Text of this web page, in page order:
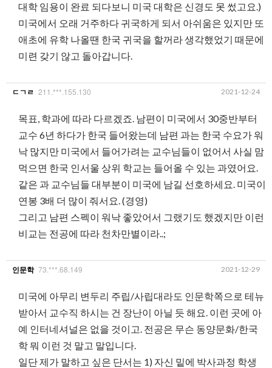
대학 임용이 완료 되다보니 미국 대학은 신경도 못 썼고요.)
미국에서 오래 거주하다 귀국하게 되서 아쉬움은 있지만 또
애초에 유학 나올땐 한국 귀국을 할꺼라 생각했었기 때문에
미련 갖기 않고 돌아갑니다.
ㄷㄱㄹ 211.***.155.130 2021-12-24
목표, 학과에 따라 다르겠죠. 남편이 미국에서 30중반부터
교수 6년 하다가 한국 들어왔는데 남편 과는 한국 수요가 워
낙 많지만 미국에서 들어가려는 교수님들이 없어서 사실 맘
먹으면 한국 인서울 상위 학교는 들어올 수 있는 과였어요.
같은 과 교수님들 대부분이 미국에 남길 선호하세요. 미국이
연봉 3배 더 많이 줘서요. (경영)
그리고 남편 스펙이 워낙 좋았어서 그랬기도 했겠지만 이런
비교는 전공에 따라 천차만별이라..;
인문학 73.***.68.149 2021-12-29
미국에 아무리 변두리 주립/사립대라도 인문학쪽으로 테뉴
받아서 교수직 하시는 건 장난이 아닐 듯 해요. 이런 곳에 아
예 인터네셔널은 없을 것이고. 전공은 무슨 동양문화/한국
학 뭐 이런 것 말고 말입니다.
일단 제가 말하고 싶은 단서는 1) 자신 밑에 박사과정 학생